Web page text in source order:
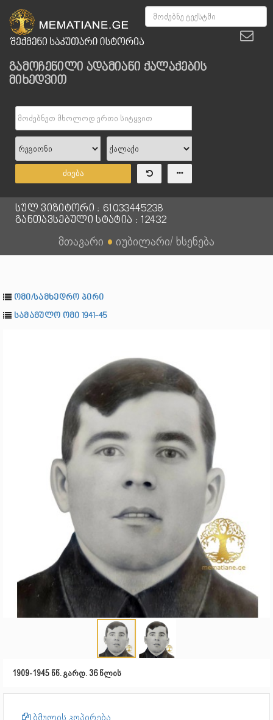
გამოჩენილი ადამიანი ქალაქების
მიხედვით
ძიება
სულ ვიზიტორი : 61033445238
განთავსებული სტატია : 12432
მთავარი ● იუბილარი/ ხსენება
ომი/სამხედრო პირი
სამამულო ომი 1941-45
1909-1945 წწ. გარდ. 36 წლის
ბმულის კოპირება